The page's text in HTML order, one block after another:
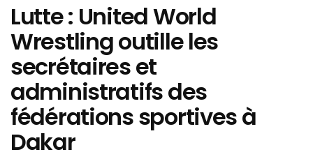
Lutte : United World
Wrestling outille les
secrétaires et
administratifs des
fédérations sportives à
Dakar